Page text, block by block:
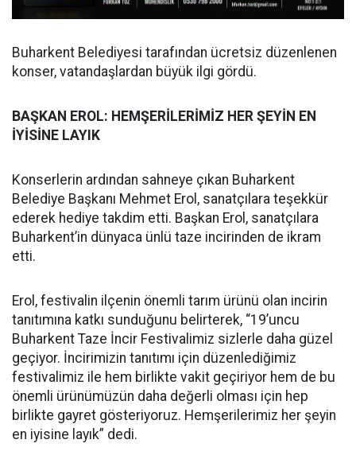
Buharkent Belediyesi tarafından ücretsiz düzenlenen
konser, vatandaşlardan büyük ilgi gördü.
BAŞKAN EROL: HEMŞERİLERİMİZ HER ŞEYİN EN
İYİSİNE LAYIK
Konserlerin ardından sahneye çıkan Buharkent
Belediye Başkanı Mehmet Erol, sanatçılara teşekkür
ederek hediye takdim etti. Başkan Erol, sanatçılara
Buharkent’in dünyaca ünlü taze incirinden de ikram
etti.
Erol, festivalin ilçenin önemli tarım ürünü olan incirin
tanıtımına katkı sunduğunu belirterek, “19’uncu
Buharkent Taze İncir Festivalimiz sizlerle daha güzel
geçiyor. İncirimizin tanıtımı için düzenlediğimiz
festivalimiz ile hem birlikte vakit geçiriyor hem de bu
önemli ürünümüzün daha değerli olması için hep
birlikte gayret gösteriyoruz. Hemşerilerimiz her şeyin
en iyisine layık” dedi.